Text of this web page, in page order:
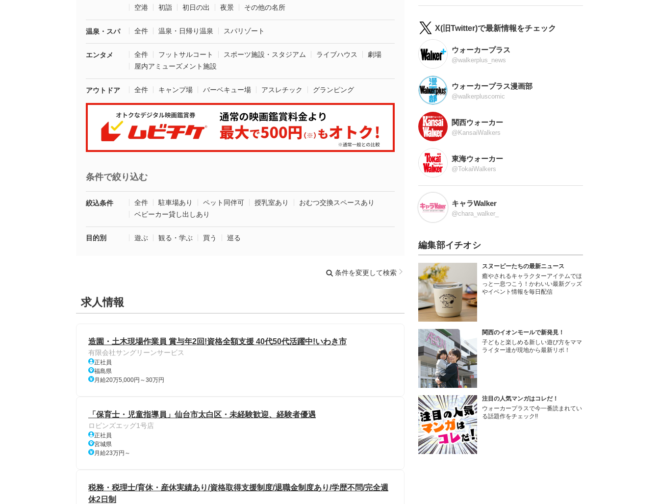
空港
初詣 初日の出 夜景 その他の名所
温泉・スパ 全件 温泉・日帰り温泉 スパリゾート
エンタメ 全件 フットサルコート スポーツ施設・スタジアム ライブハウス
劇場
屋内アミューズメント施設
アウトドア 全件 キャンプ場 バーベキュー場 アスレチック グランピング
条件で絞り込む
絞込条件 全件 駐車場あり ペット同伴可 授乳室あり
おむつ交換スペースあり
ベビーカー貸し出しあり
目的別 遊ぶ 観る・学ぶ 買う 巡る
条件を変更して検索
求人情報
造園・土木現場作業員 賞与年2回!資格全額支援 40代50代活躍中!いわき市
有限会社サングリーンサービス
正社員
福島県
月給20万5,000円～30万円
「保育士・児童指導員」仙台市太白区・未経験歓迎、経験者優遇
ロビンズエッグ1号店
正社員
宮城県
月給23万円～
税務・税理士/育休・産休実績あり/資格取得支援制度/退職金制度あり/学歴不問/完全週
休2日制
X(旧Twitter)で最新情報をチェック
ウォーカープラス
@walkerplus_news
ウォーカープラス漫画部
@walkerpluscomic
関西ウォーカー
@KansaiWalkers
東海ウォーカー
@TokaiWalkers
キャラWalker
@chara_walker_
編集部イチオシ
スヌーピーたちの最新ニュース
癒やされるキャラクターアイテムでほ
っと一息つこう！かわいい最新グッズ
やイベント情報を毎日配信
関西のイオンモールで新発見！
子どもと楽しめる新しい遊び方をママ
ライター達が現地から最新リポ！
注目の人気マンガはコレだ！
ウォーカープラスで今一番読まれてい
る話題作をチェック!!